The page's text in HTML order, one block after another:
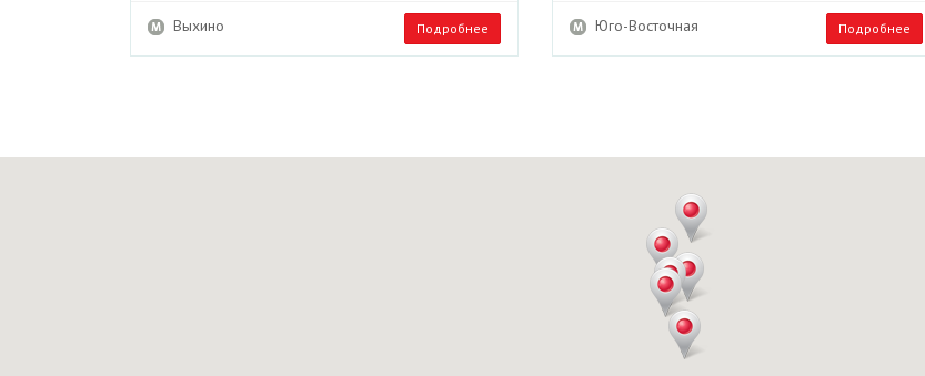
Выхино Подробнее Юго-Восточная Подробнее